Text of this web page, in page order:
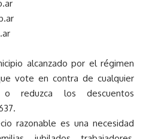
alcanzado por el régimen
vote en contra de cualquier
reduzca los descuentos
razonable es una necesidad